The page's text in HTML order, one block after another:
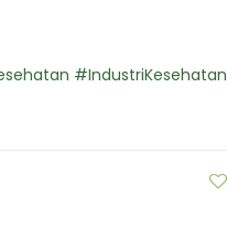
#IndustriKesehatan